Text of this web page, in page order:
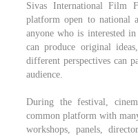
Sivas International Film
platform open to national
anyone who is interested
can produce original
different perspectives can
audience.
During the festival,
common platform with
workshops, panels,